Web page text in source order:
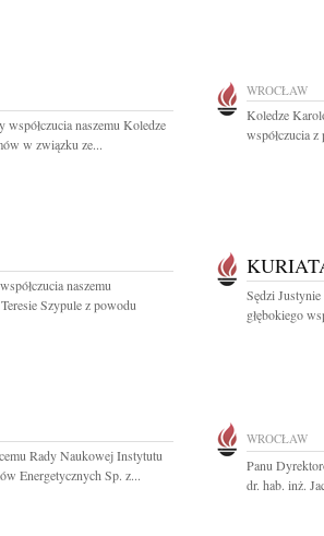
współczucia naszemu Koledze
w związku ze...
WROCŁAW
Koledze
współczucia
naszemu
Szypule z powodu
Sędzi
głębokiego
Rady Naukowej Instytutu
Energetycznych Sp. z...
WROCŁAW
Panu
dr. hab. inż.